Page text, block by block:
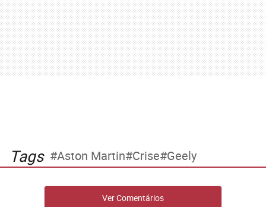
Tags Aston Martin Crise Geely
Ver Comentários